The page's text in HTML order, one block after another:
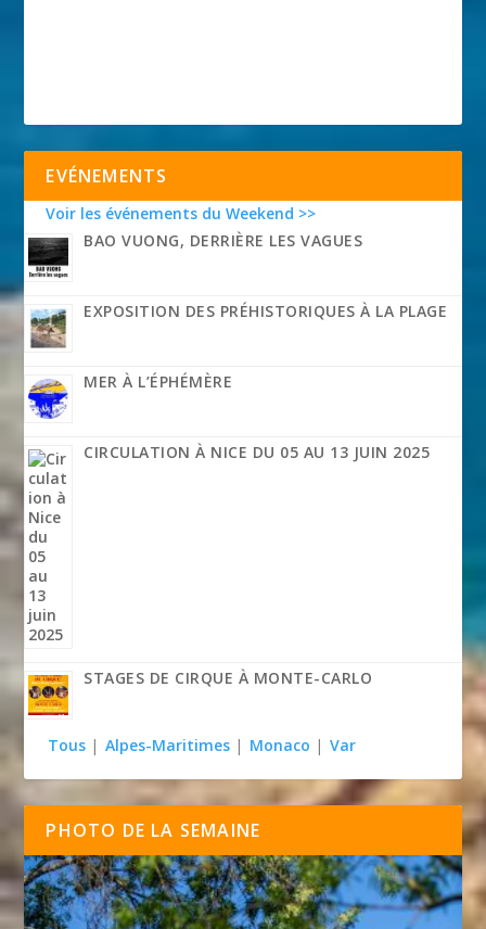
EVÉNEMENTS
Voir les événements du Weekend >>
BAO VUONG, DERRIÈRE LES VAGUES
EXPOSITION DES PRÉHISTORIQUES À LA PLAGE
MER À L’ÉPHÉMÈRE
CIRCULATION À NICE DU 05 AU 13 JUIN 2025
STAGES DE CIRQUE À MONTE-CARLO
Tous | Alpes-Maritimes | Monaco | Var
PHOTO DE LA SEMAINE